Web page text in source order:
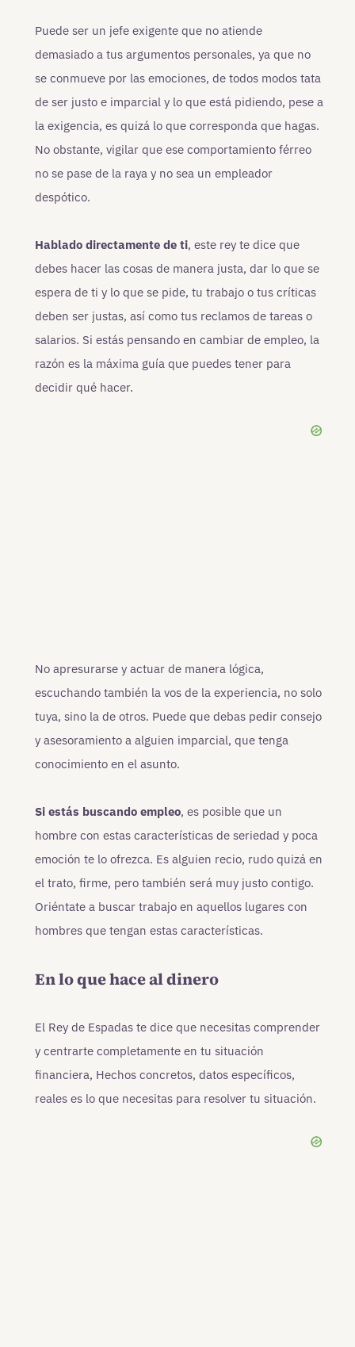
Puede ser un jefe exigente que no atiende
demasiado a tus argumentos personales, ya que no
se conmueve por las emociones, de todos modos tata
de ser justo e imparcial y lo que está pidiendo, pese a
la exigencia, es quizá lo que corresponda que hagas.
No obstante, vigilar que ese comportamiento férreo
no se pase de la raya y no sea un empleador
despótico.
Hablado directamente de ti, este rey te dice que
debes hacer las cosas de manera justa, dar lo que se
espera de ti y lo que se pide, tu trabajo o tus críticas
deben ser justas, así como tus reclamos de tareas o
salarios. Si estás pensando en cambiar de empleo, la
razón es la máxima guía que puedes tener para
decidir qué hacer.
No apresurarse y actuar de manera lógica,
escuchando también la vos de la experiencia, no solo
tuya, sino la de otros. Puede que debas pedir consejo
y asesoramiento a alguien imparcial, que tenga
conocimiento en el asunto.
Si estás buscando empleo, es posible que un
hombre con estas características de seriedad y poca
emoción te lo ofrezca. Es alguien recio, rudo quizá en
el trato, firme, pero también será muy justo contigo.
Oriéntate a buscar trabajo en aquellos lugares con
hombres que tengan estas características.
En lo que hace al dinero
El Rey de Espadas te dice que necesitas comprender
y centrarte completamente en tu situación
financiera, Hechos concretos, datos específicos,
reales es lo que necesitas para resolver tu situación.